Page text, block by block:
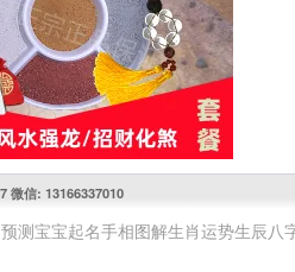
微信: 13166337010
测宝宝起名手相图解生肖运势生辰八